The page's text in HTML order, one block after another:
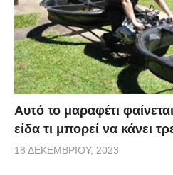
Αυτό το μαραφέτι
είδα τι μπορεί να κάνει
18 ΔΕΚΕΜΒΡΊΟΥ, 2023